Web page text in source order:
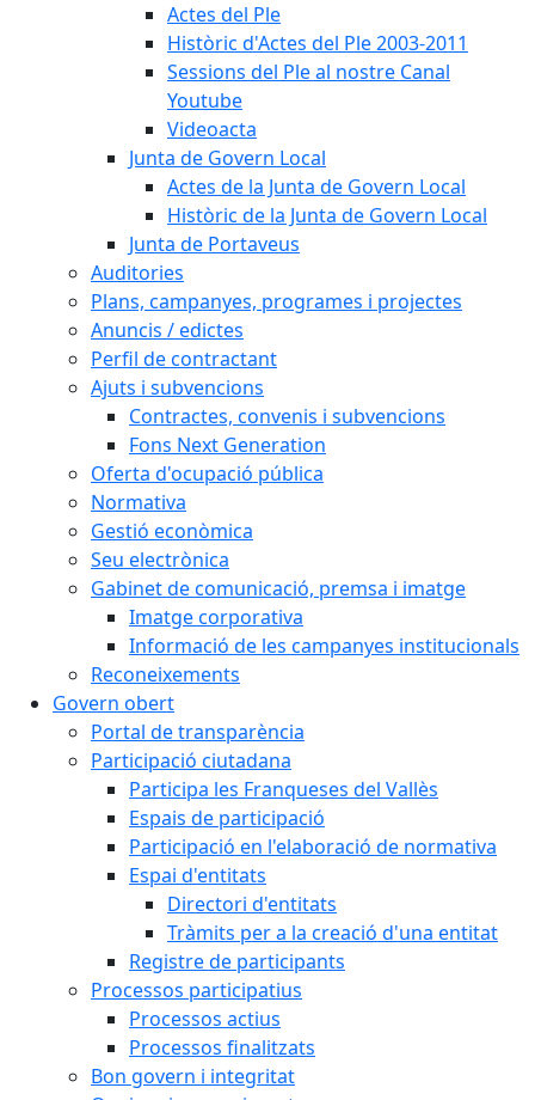
Actes del Ple
Històric d'Actes del Ple 2003-2011
Sessions del Ple al nostre Canal
Youtube
Videoacta
Junta de Govern Local
Actes de la Junta de Govern Local
Històric de la Junta de Govern Local
Junta de Portaveus
Auditories
Plans, campanyes, programes i projectes
Anuncis / edictes
Perfil de contractant
Ajuts i subvencions
Contractes, convenis i subvencions
Fons Next Generation
Oferta d'ocupació pública
Normativa
Gestió econòmica
Seu electrònica
Gabinet de comunicació, premsa i imatge
Imatge corporativa
Informació de les campanyes institucionals
Reconeixements
Govern obert
Portal de transparència
Participació ciutadana
Participa les Franqueses del Vallès
Espais de participació
Participació en l'elaboració de normativa
Espai d'entitats
Directori d'entitats
Tràmits per a la creació d'una entitat
Registre de participants
Processos participatius
Processos actius
Processos finalitzats
Bon govern i integritat